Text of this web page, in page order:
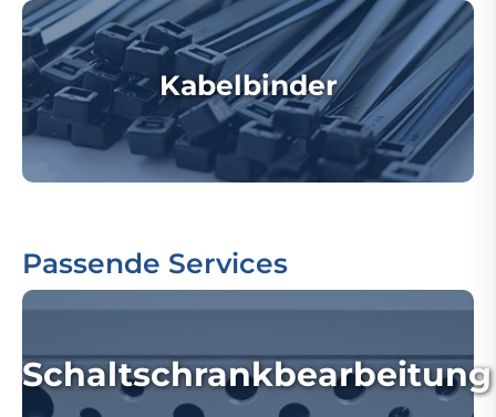
Kabelbinder
Passende Services
Schaltschrankbearbeitung